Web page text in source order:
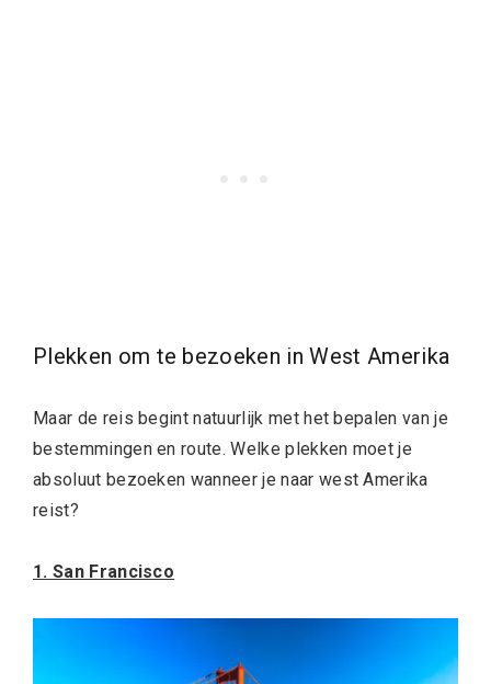
Plekken om te bezoeken in West Amerika
Maar de reis begint natuurlijk met het bepalen van je
bestemmingen en route. Welke plekken moet je
absoluut bezoeken wanneer je naar west Amerika
reist?
1. San Francisco